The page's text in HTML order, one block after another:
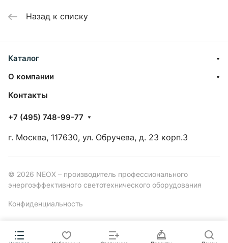
Назад к списку
Каталог
О компании
Контакты
+7 (495) 748-99-77
г. Москва, 117630, ул. Обручева, д. 23 корп.3
© 2026 NEOX – производитель профессионального
энергоэффективного светотехнического оборудования
Конфиденциальность